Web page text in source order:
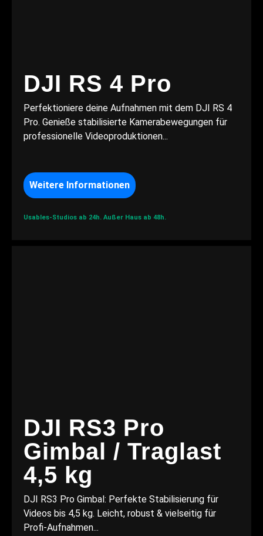
DJI RS 4 Pro
Perfektioniere deine Aufnahmen mit dem DJI RS 4
Pro. Genieße stabilisierte Kamerabewegungen für
professionelle Videoproduktionen...
Weitere Informationen
Usables-Studios ab 24h. Außer Haus ab 48h.
DJI RS3 Pro
Gimbal / Traglast
4,5 kg
DJI RS3 Pro Gimbal: Perfekte Stabilisierung für
Videos bis 4,5 kg. Leicht, robust & vielseitig für
Profi-Aufnahmen...